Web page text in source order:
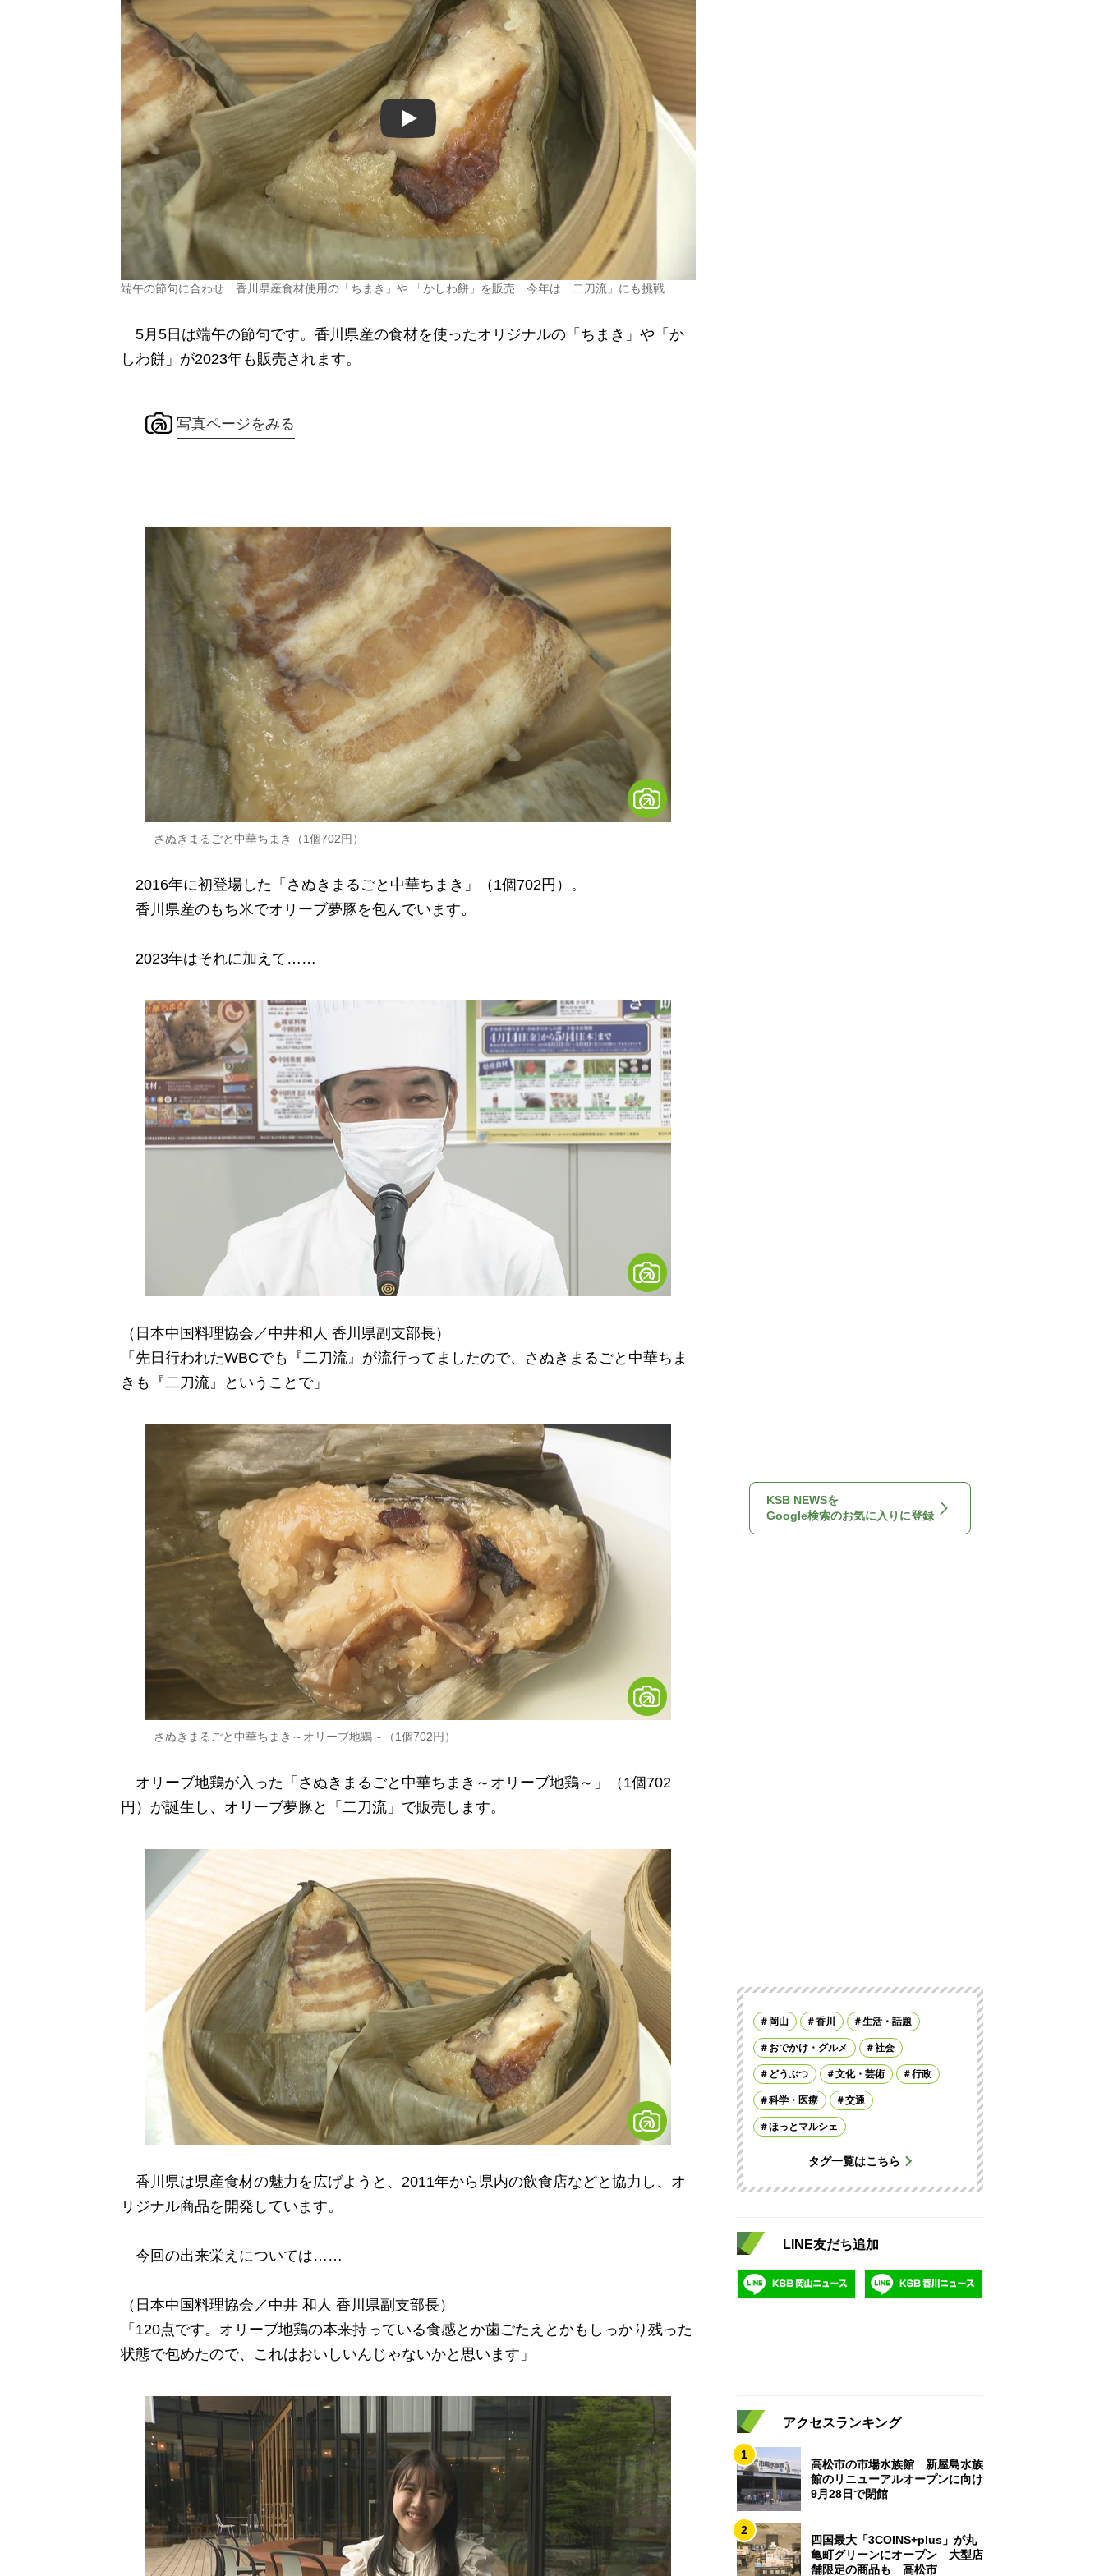
Play
端午の節句に合わせ…香川県産食材使用の「ちまき」や 「かしわ餅」を販売 今年は「二刀流」にも挑戦
5月5日は端午の節句です。香川県産の食材を使ったオリジナルの「ちまき」や「か
しわ餅」が2023年も販売されます。
写真ページをみる
さぬきまるごと中華ちまき（1個702円）
2016年に初登場した「さぬきまるごと中華ちまき」 （1個702円） 。
香川県産のもち米でオリーブ夢豚を包んでいます。
2023年はそれに加えて……
（日本中国料理協会／中井和人 香川県副支部長）
「先日行われたWBCでも『二刀流』が流行ってましたので、さぬきまるごと中華ちま
きも『二刀流』ということで」
さぬきまるごと中華ちまき～オリーブ地鶏～（1個702円）
オリーブ地鶏が入った「さぬきまるごと中華ちまき～オリーブ地鶏～」（1個702
円）が誕生し、オリーブ夢豚と「二刀流」で販売します。
香川県は県産食材の魅力を広げようと、2011年から県内の飲食店などと協力し、オ
リジナル商品を開発しています。
今回の出来栄えについては……
（日本中国料理協会／中井 和人 香川県副支部長）
「120点です。オリーブ地鶏の本来持っている食感とか歯ごたえとかもしっかり残った
状態で包めたので、これはおいしいんじゃないかと思います」
KSB NEWSを
Google検索のお気に入りに登録
岡山 香川 生活・話題
おでかけ・グルメ 社会
どうぶつ 文化・芸術 行政
科学・医療 交通
ほっとマルシェ
タグ一覧はこちら
LINE友だち追加
アクセスランキング
1
高松市の市場水族館 新屋島水族
館のリニューアルオープンに向け
9月28日で閉館
2
四国最大「3COINS+plus」が丸
亀町グリーンにオープン 大型店
舗限定の商品も 高松市